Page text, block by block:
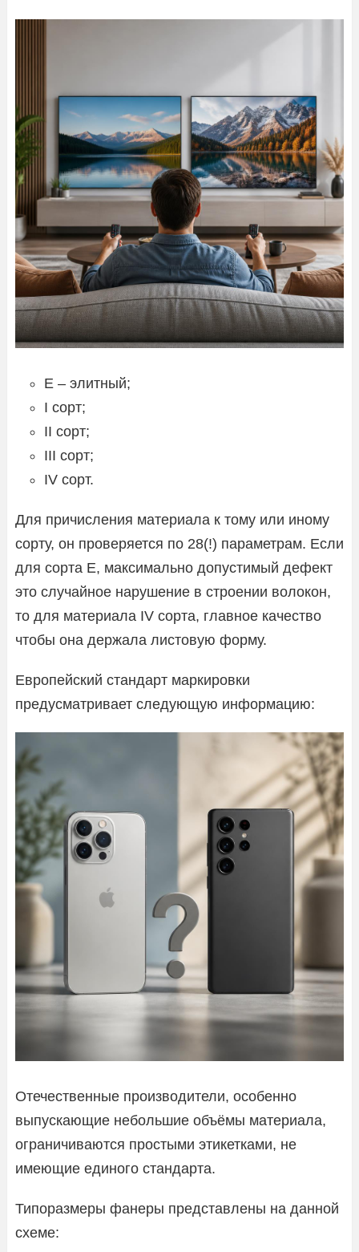
Е – элитный;
I сорт;
II сорт;
III сорт;
IV сорт.
Для причисления материала к тому или иному
сорту, он проверяется по 28(!) параметрам. Если
для сорта Е, максимально допустимый дефект
это случайное нарушение в строении волокон,
то для материала IV сорта, главное качество
чтобы она держала листовую форму.
Европейский стандарт маркировки
предусматривает следующую информацию:
Отечественные производители, особенно
выпускающие небольшие объёмы материала,
ограничиваются простыми этикетками, не
имеющие единого стандарта.
Типоразмеры фанеры представлены на данной
схеме: